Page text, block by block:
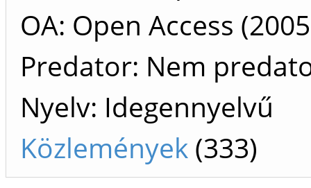
OA: Open Access
Predator: Nem
Nyelv: Idegennyelvű
Közlemények (333)